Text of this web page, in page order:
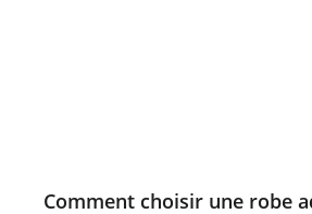
Comment choisir une robe